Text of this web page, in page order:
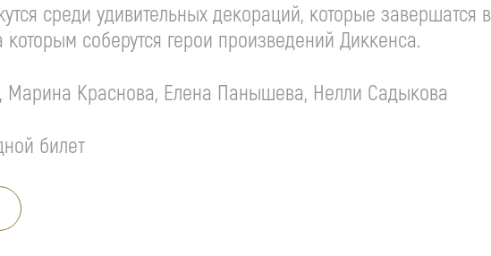
среди удивительных декораций, которые
соберутся герои произведений Диккенса.
Марина Краснова, Елена Панышева, Нелли Садыкова
билет